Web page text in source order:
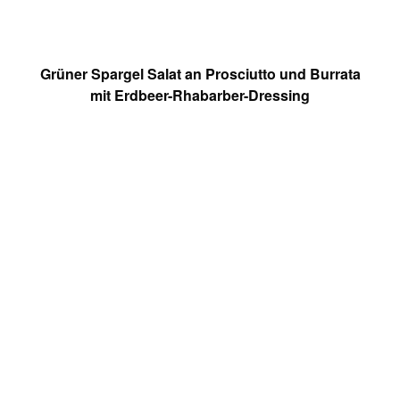
Grüner Spargel Salat an Prosciutto und Burrata
mit Erdbeer-Rhabarber-Dressing